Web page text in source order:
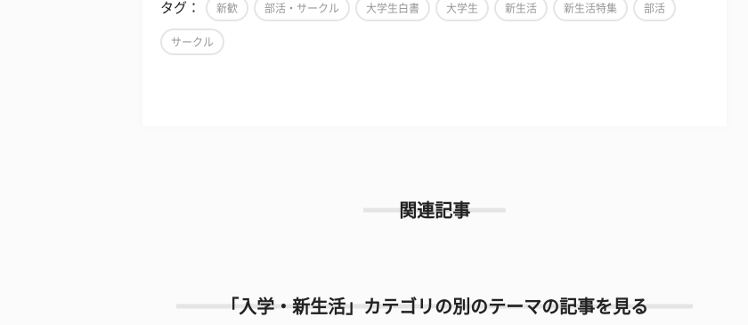
タグ： 新歓 部活・サークル 大学生白書 大学生 新生活 新生活特集 部活
サークル
関連記事
「入学・新生活」カテゴリの別のテーマの記事を見る